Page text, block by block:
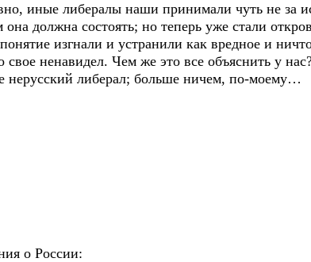
иные либералы наши принимали чуть не за
должна состоять; но теперь уже стали
изгнали и устранили как вредное и
свое ненавидел. Чем же это все объяснить у
нерусский либерал; больше ничем, по-моему…
о России: